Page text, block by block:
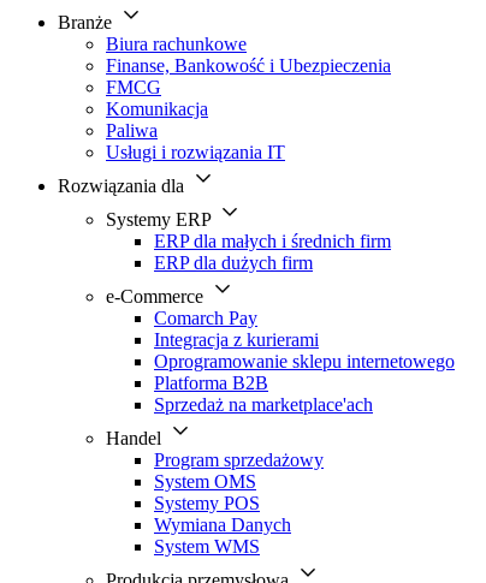
Branże
Biura rachunkowe
Finanse, Bankowość i Ubezpieczenia
FMCG
Komunikacja
Paliwa
Usługi i rozwiązania IT
Rozwiązania dla
Systemy ERP
ERP dla małych i średnich firm
ERP dla dużych firm
e-Commerce
Comarch Pay
Integracja z kurierami
Oprogramowanie sklepu internetowego
Platforma B2B
Sprzedaż na marketplace'ach
Handel
Program sprzedażowy
System OMS
Systemy POS
Wymiana Danych
System WMS